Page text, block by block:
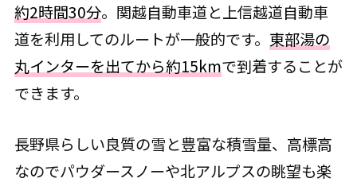
約2時間30分。関越自動車道と上信越道自動車
道を利用してのルートが一般的です。 東部湯の
丸インターを出てから約15kmで到着することが
できます。
長野県らしい良質の雪と豊富な積雪量、高標高
なのでパウダースノーや北アルプスの眺望も楽